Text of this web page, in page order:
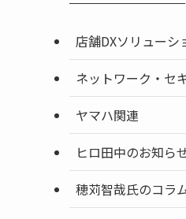
店舗DXソリューシ
ネットワーク・セ
ヤマハ関連
ヒロ田中のお知ら
穂苅智哉氏のコラ